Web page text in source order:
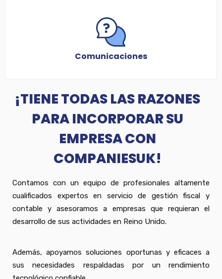
Comunicaciones
¡TIENE TODAS LAS RAZONES
PARA INCORPORAR SU
EMPRESA CON
COMPANIESUK!
Contamos con un equipo de profesionales altamente
cualificados expertos en servicio de gestión fiscal y
contable y asesoramos a empresas que requieran el
desarrollo de sus actividades en Reino Unido.
Además, apoyamos soluciones oportunas y eficaces a
sus necesidades respaldadas por un rendimiento